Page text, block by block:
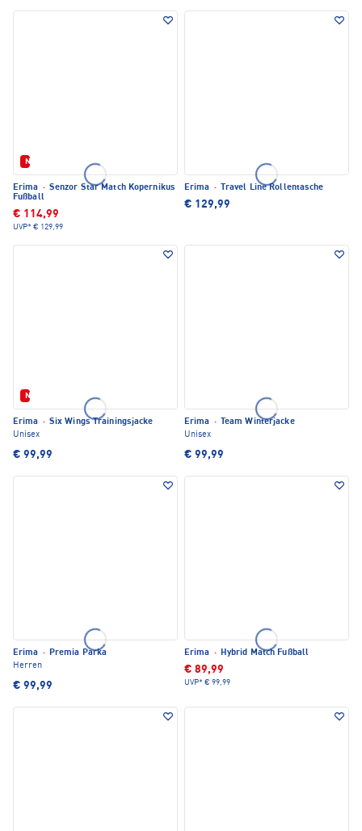
Neu
Erima · Senzor Star Match Kopernikus
Fußball
€ 114,99
UVP* € 129,99
Erima · Travel Line Rollentasche
€ 129,99
Neu
Erima · Six Wings Trainingsjacke
Unisex
€ 99,99
Erima ·
Team Winterjacke
Unisex
€ 99,99
Erima · Premia Parka
Herren
€ 99,99
Erima · Hybrid Match Fußball
€ 89,99
UVP* € 99,99